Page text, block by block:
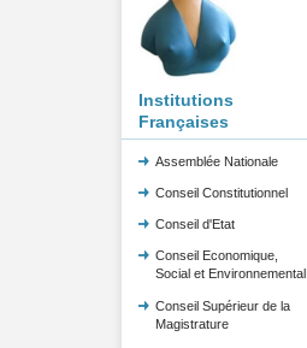
Institutions
Françaises
Assemblée Nationale
Conseil Constitutionnel
Conseil d'Etat
Conseil Economique,
Social et Environnemental
Conseil Supérieur de la
Magistrature